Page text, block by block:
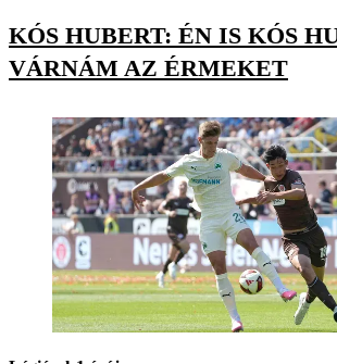
KÓS HUBERT: ÉN IS KÓS
VÁRNÁM AZ ÉRMEKET